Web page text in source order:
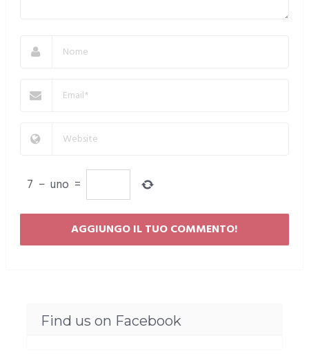
7 − uno =
Find us on Facebook